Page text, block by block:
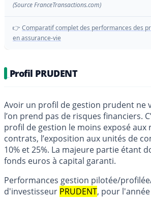
(Source FranceTransactions.com)
👉 Comparatif complet des performances des
en assurance-vie
Profil PRUDENT
Avoir un profil de gestion prudent ne
l’on prend pas de risques financiers.
profil de gestion le moins exposé aux
contrats, l’exposition aux unités de
10% et 25%. La majeure partie étant
fonds euros à capital garanti.
Performances gestion pilotée/
d'investisseur PRUDENT, pour l'année